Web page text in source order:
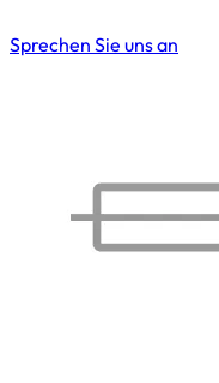
Sprechen Sie uns an